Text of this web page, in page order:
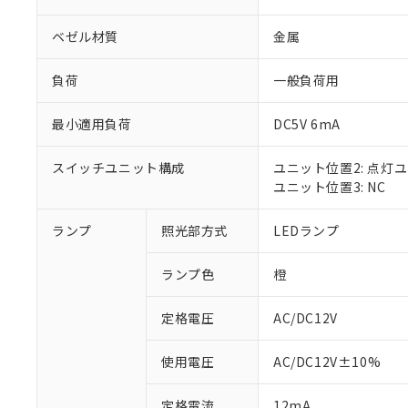
ベゼル材質 金属
負荷 一般負荷用
最小適用負荷 DC5V 6mA
スイッチユニット構成
ユニット位置2: 点灯
ユニット位置3: NC
ランプ 照光部方式 LEDランプ
ランプ色 橙
定格電圧 AC/DC12V
使用電圧 AC/DC12V±10%
ご利用条件
以下の条件をお
※1 対応状況
対応予定：EU
対応予定なし：
調査・確認中：
非該当品：ライセ
※1 中国